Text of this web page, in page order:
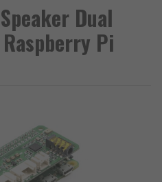
Dual
Raspberry Pi